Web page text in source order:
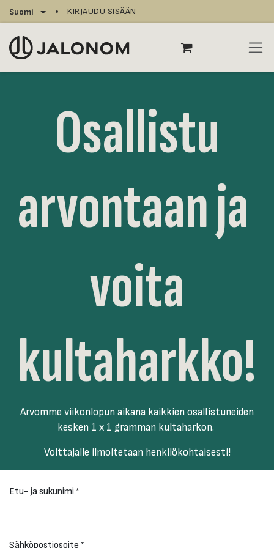
Siirry sisältöön
Suomi KIRJAUDU SISÄÄN
Osallistu
arvontaan ja
voita
kultaharkko!
Arvomme viikonlopun aikana kaikkien osallistuneiden
kesken 1 x 1 gramman kultaharkon.
Voittajalle ilmoitetaan henkilökohtaisesti!​
Etu- ja sukunimi *
Sähköpostiosoite *